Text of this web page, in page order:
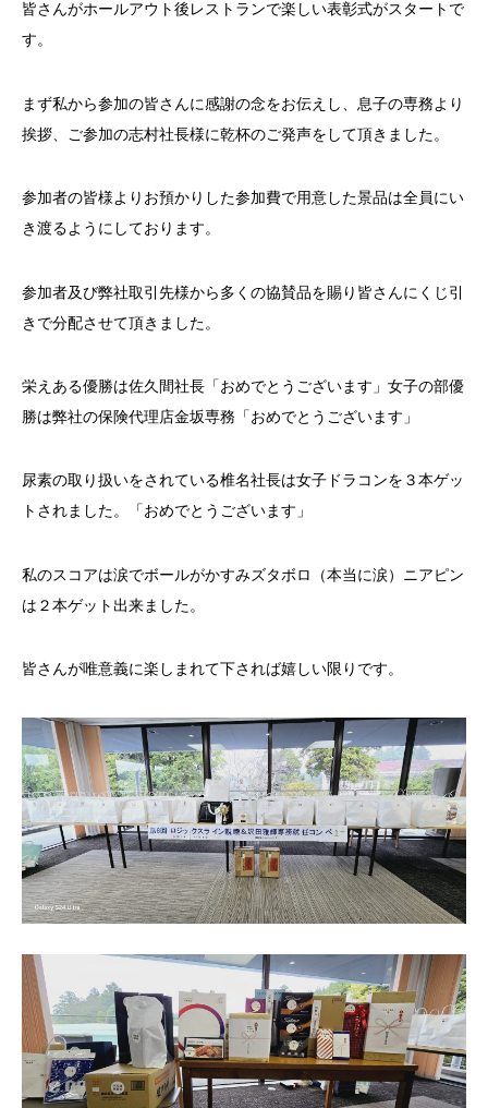
皆さんがホールアウト後レストランで楽しい表彰式がスタートで
す。
まず私から参加の皆さんに感謝の念をお伝えし、息子の専務より
挨拶、ご参加の志村社長様に乾杯のご発声をして頂きました。
参加者の皆様よりお預かりした参加費で用意した景品は全員にい
き渡るようにしております。
参加者及び弊社取引先様から多くの協賛品を賜り皆さんにくじ引
きで分配させて頂きました。
栄えある優勝は佐久間社長「おめでとうございます」女子の部優
勝は弊社の保険代理店金坂専務「おめでとうございます」
尿素の取り扱いをされている椎名社長は女子ドラコンを３本ゲッ
トされました。「おめでとうございます」
私のスコアは涙でボールがかすみズタボロ（本当に涙）ニアピン
は２本ゲット出来ました。
皆さんが唯意義に楽しまれて下されば嬉しい限りです。